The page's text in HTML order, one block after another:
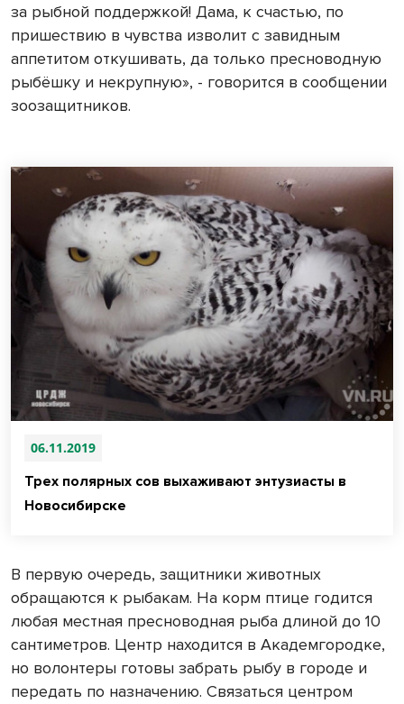
за рыбной поддержкой! Дама, к счастью, по
пришествию в чувства изволит с завидным
аппетитом откушивать, да только пресноводную
рыбёшку и некрупную», - говорится в сообщении
зоозащитников.
06.11.2019
Трех полярных сов выхаживают энтузиасты в
Новосибирске
В первую очередь, защитники животных
обращаются к рыбакам. На корм птице годится
любая местная пресноводная рыба длиной до 10
сантиметров. Центр находится в Академгородке,
но волонтеры готовы забрать рыбу в городе и
передать по назначению. Связаться центром